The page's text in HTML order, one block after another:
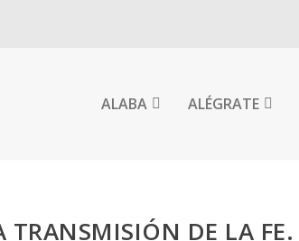
ALABA ALÉGRATE
TRANSMISIÓN DE LA FE.